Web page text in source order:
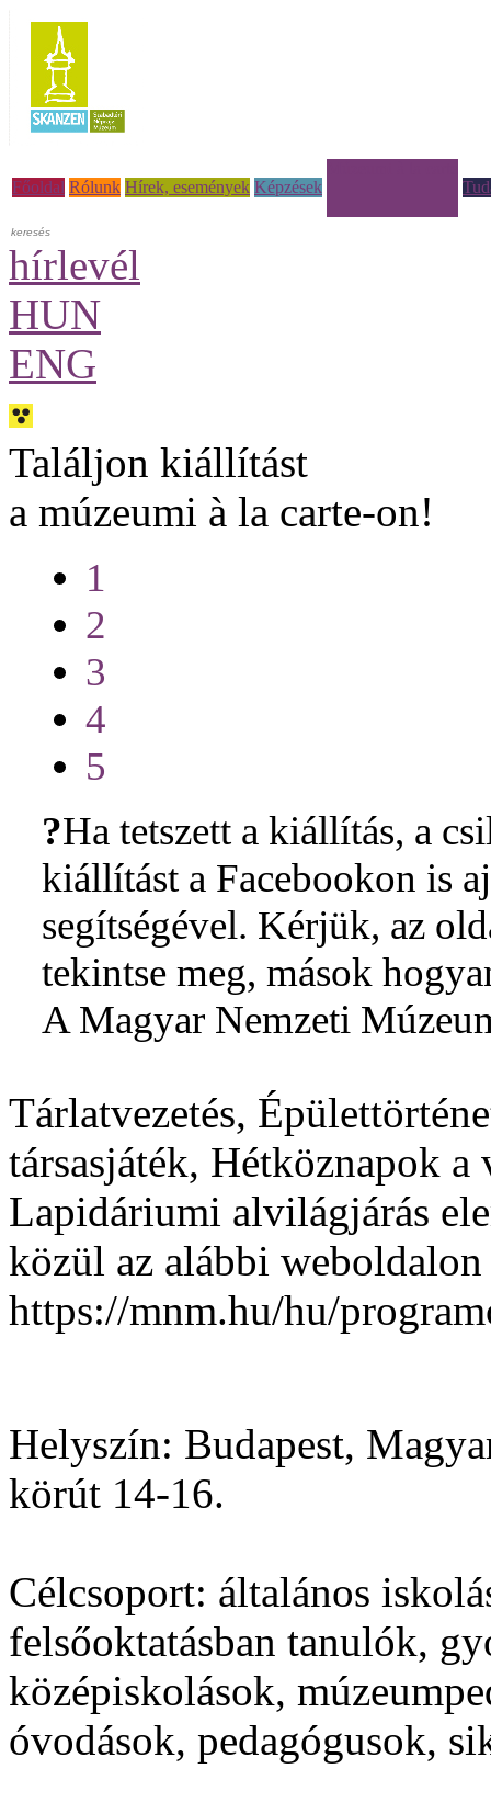
Főoldal Rólunk Hírek, események Képzések
hírlevél
HUN
ENG
Találjon kiállítást
a múzeumi à la carte-on!
1
2
3
4
5
?Ha tetszett a kiállítás, a
kiállítást a Facebookon is
segítségével. Kérjük, az
tekintse meg, mások
A Magyar Nemzeti
Tárlatvezetés,
társasjáték, Hétköznapok
Lapidáriumi alvilágjárás
közül az alábbi
https://mnm.hu/hu/
Helyszín: Budapest,
körút 14-16.
Célcsoport: általános
felsőoktatásban tanulók,
középiskolások,
óvodások, pedagógusok,